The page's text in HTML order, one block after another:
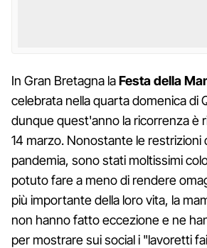
In Gran Bretagna laFesta della
celebrata nella quarta domenica di
dunque quest'anno la ricorrenza è
14 marzo. Nonostante le restrizioni
pandemia, sono stati moltissimi
potuto fare a meno di rendere
più importante della loro vita, la
non hanno fatto eccezione e ne
per mostrare sui social i "lavoretti